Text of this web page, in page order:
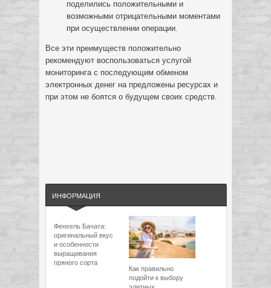
поделились положительными и
возможными отрицательными моментами
при осуществлении операции.
Все эти преимуществ положительно
рекомендуют воспользоваться услугой
мониторинга с последующим обменом
электронных денег на предложены ресурсах и
при этом не боятся о будущем своих средств.
ИНФОРМАЦИЯ
Фенхель Бачата:
оригинальный вкус
и особенности
выращивания
пряного сорта
Как правильно
подойти к выбору